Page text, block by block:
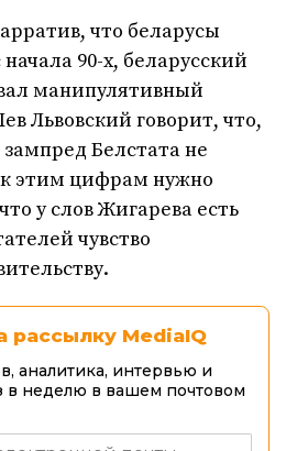
что беларусы
90-х, беларусский
манипулятивный
Львовский говорит, что,
Белстата не
к этим цифрам нужно
у слов Жигарева есть
чувство
рассылку MediaIQ
аналитика, интервью и
в неделю в вашем почтовом